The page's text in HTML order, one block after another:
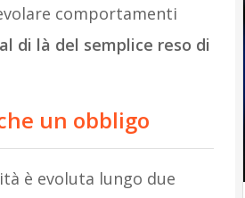
comportamenti
di là del semplice reso di
un obbligo
è evoluta lungo due